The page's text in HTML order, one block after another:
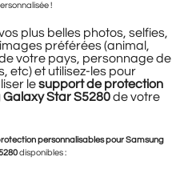
!
plus belles photos, selfies,
préférées (animal,
votre pays, personnage de
etc) et utilisez-les pour
lesupport de protection
Star S5280de votre
personnalisables pour Samsung
disponibles :